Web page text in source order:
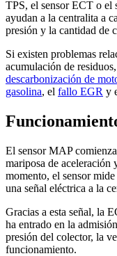
TPS, el sensor ECT o el
ayudan a la centralita a
presión y la cantidad de
Si existen problemas
acumulación de
descarbonización de
gasolina, el fallo EGR y
El sensor MAP
mariposa de aceleración
momento, el sensor
una señal eléctrica a la
Gracias a esta señal, la
ha entrado en la
presión del colector, la
funcionamiento.